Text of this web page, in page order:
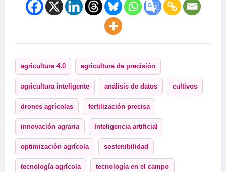
agricultura 4.0 agricultura de precisión
agricultura inteligente análisis de datos cultivos
drones agrícolas fertilización precisa
innovación agraria Inteligencia artificial
optimización agrícola sostenibilidad
tecnología agrícola tecnología en el campo